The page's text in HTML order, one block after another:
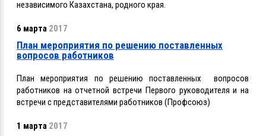
независимого Казахстана, родного края.
6 марта 2017
План мероприятия по решению поставленных
вопросов работников
План мероприятия по решению поставленных вопросов
работников на отчетной встречи Первого руководителя и на
встречи с представителями работников (Профсоюз)
1 марта 2017